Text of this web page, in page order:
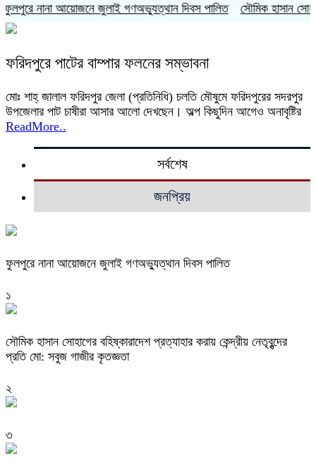
নানা আয়োজনে জুলাই গণঅভ্যুত্থান দিবস পালিত সৌমিক হাসান
ফরিদপুরে পাটের বাম্পার ফলনের সম্ভাবনা
মোঃ শাহ্ জালাল ফরিদপুর জেলা (প্রতিনিধি) চলতি মৌষুমে ফরিদপুরের সদরপুর
উপজেলার পাট চাষীরা আসার আলো দেখছেন। অল্প কিছুদিন আগেও অনাবৃষ্টির
ReadMore..
সর্বশেষ
জনপ্রিয়
ফুলপুরে নানা আয়োজনে জুলাই গণঅভ্যুত্থান দিবস পালিত
১
সৌমিক হাসান সোহাগের বহিষ্কারাদেশ প্রত্যাহার করায় কেন্দ্রীয় নেতৃবৃন্দের
প্রতি মো: সবুজ গাজীর কৃতজ্ঞতা
২
৩